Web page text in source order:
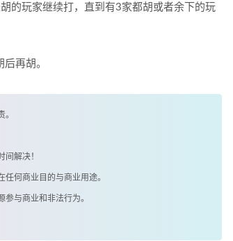
的玩家继续打，直到有3家都胡或者余下的玩
再胡。
。
间解决！
何商业目的与商业用途。
与商业和非法行为。